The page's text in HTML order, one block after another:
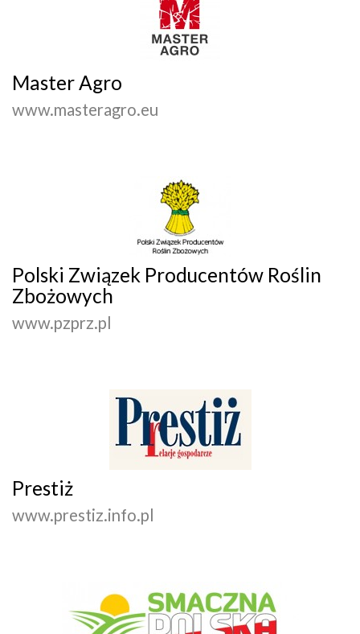
Master Agro
www.masteragro.eu
Polski Związek Producentów Roślin
Zbożowych
www.pzprz.pl
Prestiż
www.prestiz.info.pl